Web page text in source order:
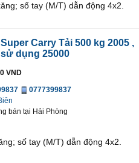
số tay (M/T) dẫn động 4x2.
Carry Tải 500 kg 2005 ,
dụng 25000
VND
0777399837
bán tại Hải Phòng
số tay (M/T) dẫn động 4x2.